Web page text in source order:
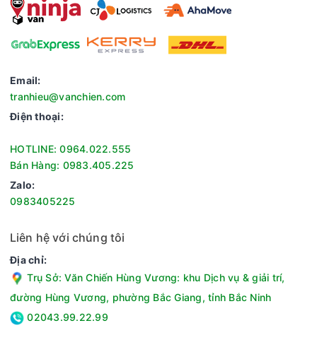
6 chức năng tiện lợi
Máy xay thịt có 6 chức năng là xay thịt, thái lát, thái sợi, đánh
Email:
tranhieu@vanchien.com
Điện thoại:
HOTLINE: 0964.022.555
Bán Hàng: 0983.405.225
Zalo:
0983405225
Liên hệ với chúng tôi
Địa chỉ:
Trụ Sở: Văn Chiến Hùng Vương: khu Dịch vụ & giải trí,
đường Hùng Vương, phường Bắc Giang, tỉnh Bắc Ninh
02043.99.22.99